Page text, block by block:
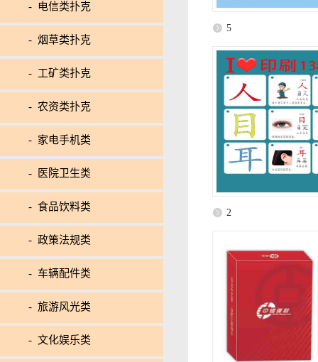
- 电信类扑克
- 烟草类扑克
- 工矿类扑克
- 农资类扑克
- 家电手机类
- 医院卫生类
- 食品饮料类
- 政策法规类
- 车辆配件类
- 旅游风光类
- 文化娱乐类
5
2